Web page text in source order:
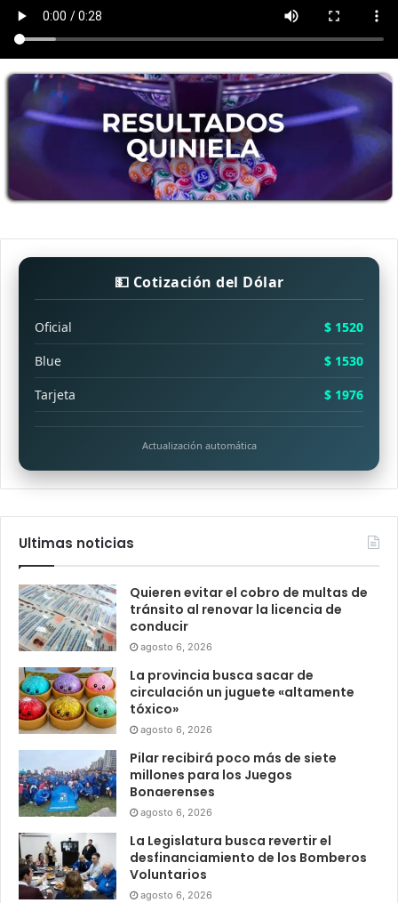
💵 Cotización del Dólar
Oficial
$ 1520
Blue
$ 1530
Tarjeta
$ 1976
Actualización automática
Ultimas noticias
Quieren evitar el cobro de multas de
tránsito al renovar la licencia de
conducir
agosto 6, 2026
La provincia busca sacar de
circulación un juguete «altamente
tóxico»
agosto 6, 2026
Pilar recibirá poco más de siete
millones para los Juegos
Bonaerenses
agosto 6, 2026
La Legislatura busca revertir el
desfinanciamiento de los Bomberos
Voluntarios
agosto 6, 2026